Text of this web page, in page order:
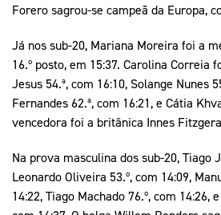
Forero sagrou-se campeã da Europa,
Já nos sub-20, Mariana Moreira foi a
16.º posto, em 15:37. Carolina Correia
Jesus 54.ª, com 16:10, Solange Nunes
Fernandes 62.ª, com 16:21, e Cátia
vencedora foi a britânica Innes
Na prova masculina dos sub-20, Tiago
Leonardo Oliveira 53.º, com 14:09,
14:22, Tiago Machado 76.º, com 14:26,